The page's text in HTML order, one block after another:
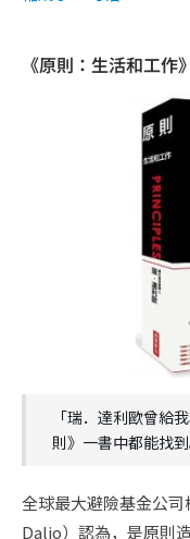
《原則：生活和工作》
「瑞．達利歐曾給
則》一書中都能找
全球最大避險基金公
Dalio）認為，是原則